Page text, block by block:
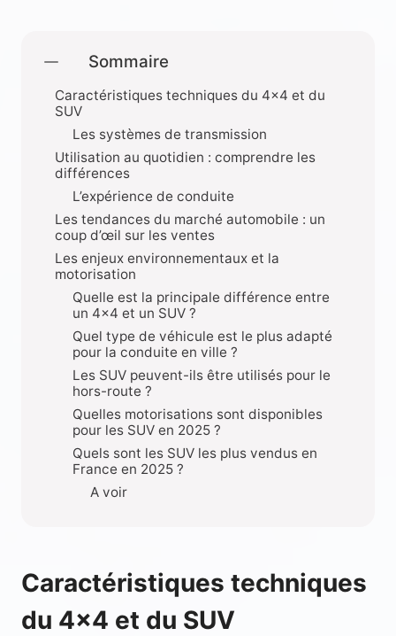
Sommaire
Caractéristiques techniques du 4×4 et du
SUV
Les systèmes de transmission
Utilisation au quotidien : comprendre les
différences
L’expérience de conduite
Les tendances du marché automobile : un
coup d’œil sur les ventes
Les enjeux environnementaux et la
motorisation
Quelle est la principale différence entre
un 4×4 et un SUV ?
Quel type de véhicule est le plus adapté
pour la conduite en ville ?
Les SUV peuvent-ils être utilisés pour le
hors-route ?
Quelles motorisations sont disponibles
pour les SUV en 2025 ?
Quels sont les SUV les plus vendus en
France en 2025 ?
A voir
Caractéristiques techniques
du 4×4 et du SUV